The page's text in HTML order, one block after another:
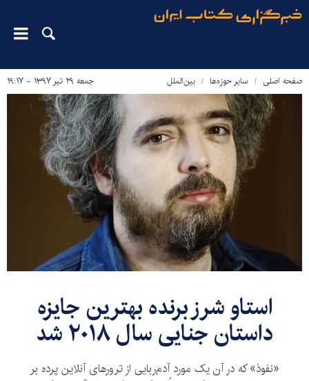
صفحه اصلی سایر حوزه‌ها بین‌الملل جمعه ۲۹ تیر ۱۳۹۷ - ۱۹:۱۷
استاو شرز برنده بهترین جایزه
داستان جنایی سال ۲۰۱۸ شد
«نفوذ» که در آن یک مورد آدم‌ربایی از ترورهای آنلاین پرده بر